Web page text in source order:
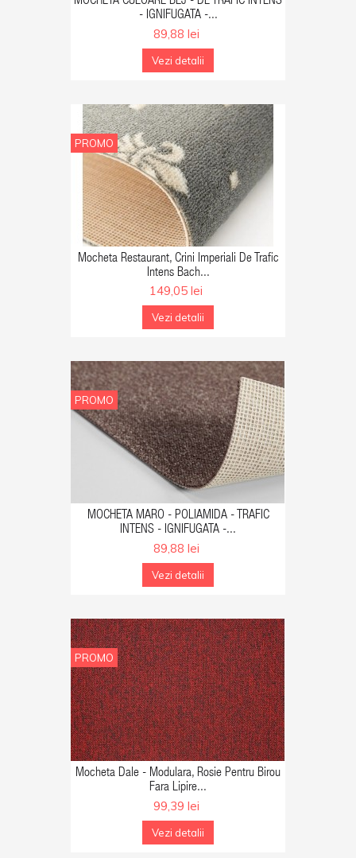
- IGNIFUGATA -...
89,88 lei
Vezi detalii
PROMO
Mocheta Restaurant, Crini Imperiali De Trafic
Intens Bach...
149,05 lei
Vezi detalii
PROMO
MOCHETA MARO - POLIAMIDA - TRAFIC
INTENS - IGNIFUGATA -...
89,88 lei
Vezi detalii
PROMO
Mocheta Dale - Modulara, Rosie Pentru Birou
Fara Lipire...
99,39 lei
Vezi detalii